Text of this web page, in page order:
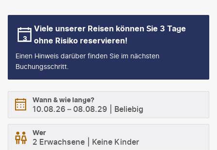
Viele unserer Reisen können Sie 3 Tage
ohne Risiko reservieren!
Einen Hinweis darüber finden Sie im nächsten
Buchungsschritt.
Wann & wie lange?
10.08.26 – 08.08.29 Beliebig
Wer
2 Erwachsene Keine Kinder